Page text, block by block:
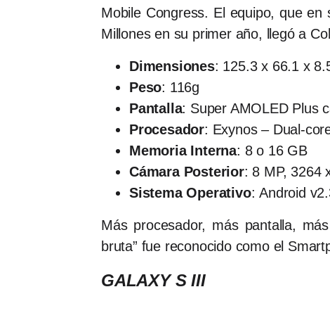
Mobile Congress. El equipo, que
Millones en su primer año, llegó a
Dimensiones: 125.3 x 66.1 x
Peso: 116g
Pantalla: Super AMOLED Plus
Procesador: Exynos – Dual-
Memoria Interna: 8 o 16 GB
Cámara Posterior: 8 MP, 3264
Sistema Operativo: Android
Más procesador, más pantalla,
bruta” fue reconocido como el
GALAXY S III